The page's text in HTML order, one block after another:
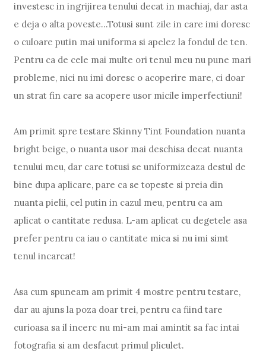
investesc in ingrijirea tenului decat in machiaj, dar asta
e deja o alta poveste...Totusi sunt zile in care imi doresc
o culoare putin mai uniforma si apelez la fondul de ten.
Pentru ca de cele mai multe ori tenul meu nu pune mari
probleme, nici nu imi doresc o acoperire mare, ci doar
un strat fin care sa acopere usor micile imperfectiuni!
Am primit spre testare Skinny Tint Foundation nuanta
bright beige, o nuanta usor mai deschisa decat nuanta
tenului meu, dar care totusi se uniformizeaza destul de
bine dupa aplicare, pare ca se topeste si preia din
nuanta pielii, cel putin in cazul meu, pentru ca am
aplicat o cantitate redusa. L-am aplicat cu degetele asa
prefer pentru ca iau o cantitate mica si nu imi simt
tenul incarcat!
Asa cum spuneam am primit 4 mostre pentru testare,
dar au ajuns la poza doar trei, pentru ca fiind tare
curioasa sa il incerc nu mi-am mai amintit sa fac intai
fotografia si am desfacut primul pliculet.